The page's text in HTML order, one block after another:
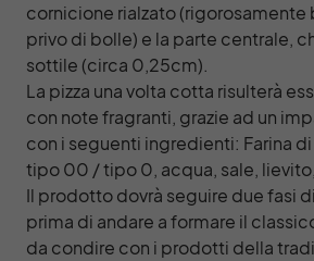
cornicione rialzato (rigorosamente
privo di bolle) e la parte centrale,
sottile (circa 0,25cm).
La pizza una volta cotta risulterà
con note fragranti, grazie ad un
con i seguenti ingredienti: Farina
tipo 00 / tipo 0, acqua, sale,
Il prodotto dovrà seguire due fasi
prima di andare a formare il
da condire con i prodotti della